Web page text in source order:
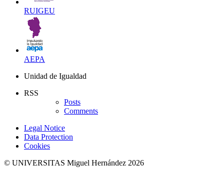
RUIGEU
AEPA
Unidad de Igualdad
RSS
Posts
Comments
Legal Notice
Data Protection
Cookies
© UNIVERSITAS Miguel Hernández 2026